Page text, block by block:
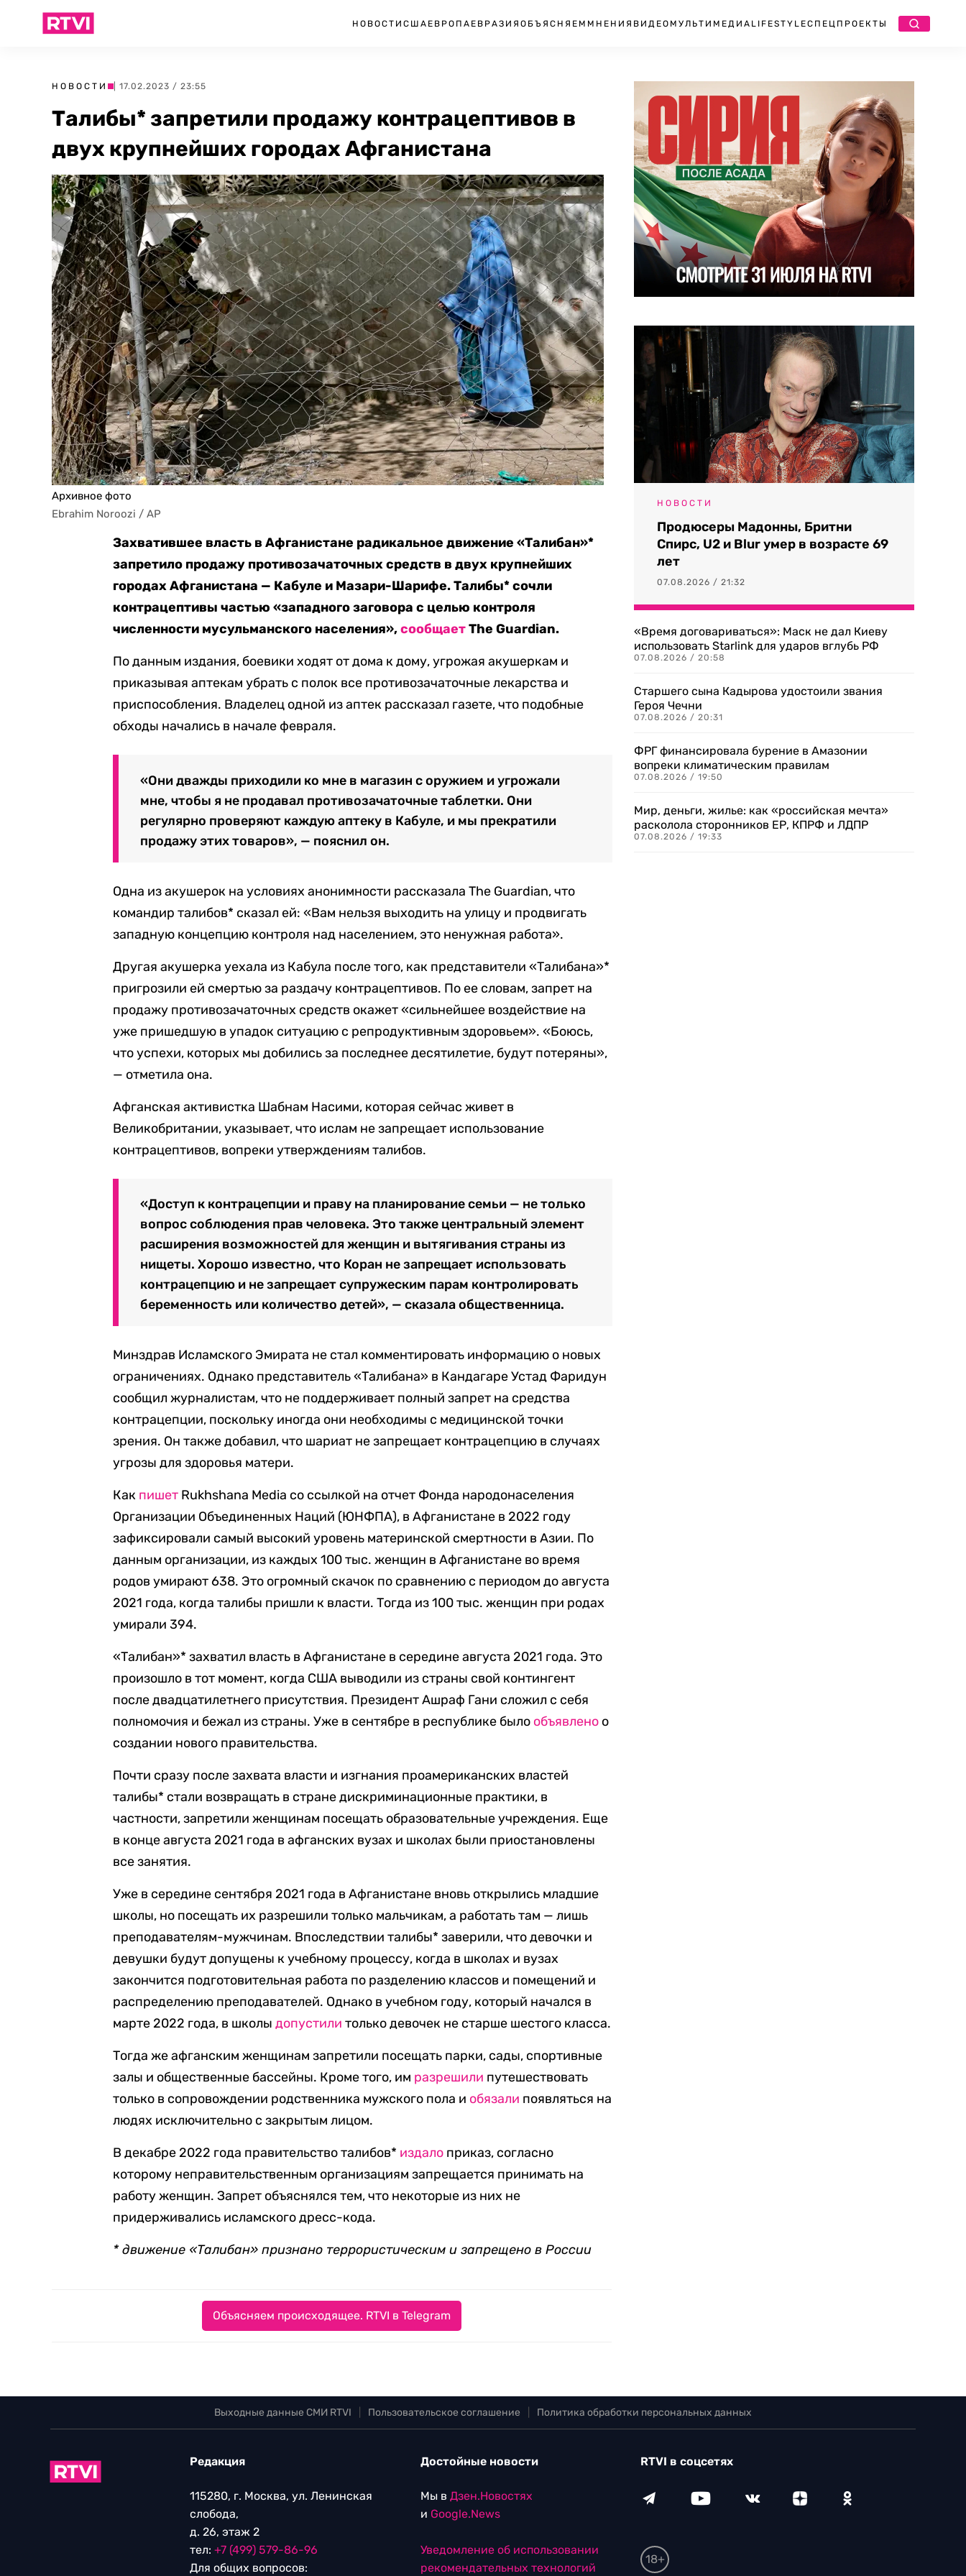
НОВОСТИ США ЕВРОПА ЕВРАЗИЯ ОБЪЯСНЯЕМ МНЕНИЯ ВИДЕО МУЛЬТИМЕДИА LIFESTYLEСПЕЦПРОЕКТЫ
НОВОСТИ | 17.02.2023 / 23:55
Талибы* запретили продажу контрацептивов в
двух крупнейших городах Афганистана
Архивное фото
Ebrahim Noroozi / AP
Захватившее власть в Афганистане радикальное движение «Талибан»*
запретило продажу противозачаточных средств в двух крупнейших
городах Афганистана — Кабуле и Мазари-Шарифе. Талибы* сочли
контрацептивы частью «западного заговора с целью контроля
численности мусульманского населения»,сообщаетThe Guardian.
По данным издания, боевики ходят от дома к дому, угрожая акушеркам и
приказывая аптекам убрать с полок все противозачаточные лекарства и
приспособления. Владелец одной из аптек рассказал газете, что подобные
обходы начались в начале февраля.
«Они дважды приходили ко мне в магазин с оружием и угрожали
мне, чтобы я не продавал противозачаточные таблетки. Они
регулярно проверяют каждую аптеку в Кабуле, и мы прекратили
продажу этих товаров», — пояснил он.
Одна из акушерок на условиях анонимности рассказала The Guardian, что
командир талибов* сказал ей: «Вам нельзя выходить на улицу и продвигать
западную концепцию контроля над населением, это ненужная работа».
Другая акушерка уехала из Кабула после того, как представители «Талибана»*
пригрозили ей смертью за раздачу контрацептивов. По ее словам, запрет на
продажу противозачаточных средств окажет «сильнейшее воздействие на
уже пришедшую в упадок ситуацию с репродуктивным здоровьем». «Боюсь,
что успехи, которых мы добились за последнее десятилетие, будут потеряны»,
— отметила она.
Афганская активистка Шабнам Насими, которая сейчас живет в
Великобритании, указывает, что ислам не запрещает использование
контрацептивов, вопреки утверждениям талибов.
«Доступ к контрацепции и праву на планирование семьи — не только
вопрос соблюдения прав человека. Это также центральный элемент
расширения возможностей для женщин и вытягивания страны из
нищеты. Хорошо известно, что Коран не запрещает использовать
контрацепцию и не запрещает супружеским парам контролировать
беременность или количество детей», — сказала общественница.
Минздрав Исламского Эмирата не стал комментировать информацию о новых
ограничениях. Однако представитель «Талибана» в Кандагаре Устад Фаридун
сообщил журналистам, что не поддерживает полный запрет на средства
контрацепции, поскольку иногда они необходимы с медицинской точки
зрения. Он также добавил, что шариат не запрещает контрацепцию в случаях
угрозы для здоровья матери.
Как пишет Rukhshana Media со ссылкой на отчет Фонда народонаселения
Организации Объединенных Наций (ЮНФПА), в Афганистане в 2022 году
зафиксировали самый высокий уровень материнской смертности в Азии. По
данным организации, из каждых 100 тыс. женщин в Афганистане во время
родов умирают 638. Это огромный скачок по сравнению с периодом до августа
2021 года, когда талибы пришли к власти. Тогда из 100 тыс. женщин при родах
умирали 394.
«Талибан»* захватил власть в Афганистане в середине августа 2021 года. Это
произошло в тот момент, когда США выводили из страны свой контингент
после двадцатилетнего присутствия. Президент Ашраф Гани сложил с себя
полномочия и бежал из страны. Уже в сентябре в республике было объявлено о
создании нового правительства.
Почти сразу после захвата власти и изгнания проамериканских властей
талибы* стали возвращать в стране дискриминационные практики, в
частности, запретили женщинам посещать образовательные учреждения. Еще
в конце августа 2021 года в афганских вузах и школах были приостановлены
все занятия.
Уже в середине сентября 2021 года в Афганистане вновь открылись младшие
школы, но посещать их разрешили только мальчикам, а работать там — лишь
преподавателям-мужчинам. Впоследствии талибы* заверили, что девочки и
девушки будут допущены к учебному процессу, когда в школах и вузах
закончится подготовительная работа по разделению классов и помещений и
распределению преподавателей. Однако в учебном году, который начался в
марте 2022 года, в школыдопустили только девочек не старше шестого класса.
Тогда же афганским женщинам запретили посещать парки, сады, спортивные
залы и общественные бассейны. Кроме того, им разрешили путешествовать
только в сопровождении родственника мужского пола и обязали появляться на
людях исключительно с закрытым лицом.
В декабре 2022 года правительство талибов* издало приказ, согласно
которому неправительственным организациям запрещается принимать на
работу женщин. Запрет объяснялся тем, что некоторые из них не
придерживались исламского дресс-кода.
* движение «Талибан» признано террористическим и запрещено в России
Объясняем происходящее. RTVI в Telegram
НОВОСТИ
Продюсеры Мадонны, Бритни
Спирс, U2 и Blur умер в возрасте 69
лет
07.08.2026 / 21:32
«Время договариваться»: Маск не дал Киеву
использовать Starlink для ударов вглубь РФ
07.08.2026 / 20:58
Старшего сына Кадырова удостоили звания
Героя Чечни
07.08.2026 / 20:31
ФРГ финансировала бурение в Амазонии
вопреки климатическим правилам
07.08.2026 / 19:50
Мир, деньги, жилье: как «российская мечта»
расколола сторонников ЕР, КПРФ и ЛДПР
07.08.2026 / 19:33
Выходные данные СМИ RTVI Пользовательское соглашение Политика обработки персональных данных
Редакция
115280, г. Москва, ул. Ленинская
слобода,
д. 26, этаж 2
тел: +7 (499) 579-86-96
Для общих вопросов:
Достойные новости
Мы в Дзен.Новостях
и Google.News
Уведомление об использовании
рекомендательных технологий
RTVI в соцсетях
18+